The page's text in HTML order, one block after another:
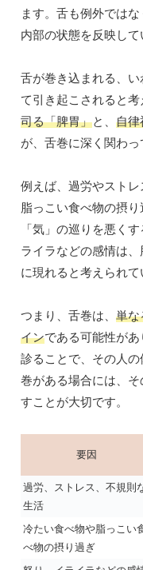
ます。舌も例外では
内部の状態を反映して
舌が巻き込まれる、
て引き起こされると考
司る「脾胃」と、 自律
が、舌巻に深く関わっ
例えば、過労やスト
脂っこい食べ物の摂り
「気」の巡りを悪く
ライラなどの感情は
に現れると考えられて
つまり、舌巻は、 単な
インである可能性が
診ることで、その人
巻がある場合には、
すことが大切です。
要因
過労、ストレス、不規則
生活
冷たい食べ物や脂っこい
べ物の摂り過ぎ